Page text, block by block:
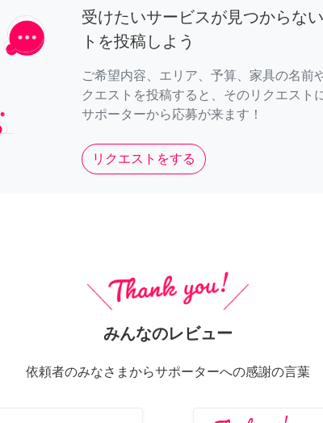
受けたいサービスが見つからな
トを投稿しよう
ご希望内容、エリア、予算、家具の名前
クエストを投稿すると、そのリクエスト
サポーターから応募が来ます！
リクエストをする
みんなのレビュー
依頼者のみなさまからサポーターへの感謝の言葉